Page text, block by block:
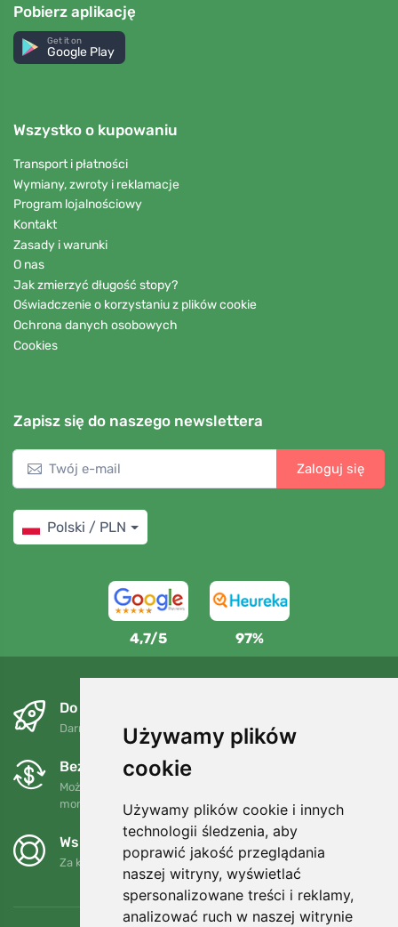
Używamy plików
cookie
Używamy plików cookie i innych
technologii śledzenia, aby
poprawić jakość przeglądania
naszej witryny, wyświetlać
spersonalizowane treści i reklamy,
analizować ruch w naszej witrynie
Pobierz aplikację
Get it on
Google Play
Wszystko o kupowaniu
Transport i płatności
Wymiany, zwroty i reklamacje
Program lojalnościowy
Kontakt
Zasady i warunki
O nas
Jak zmierzyć długość stopy?
Oświadczenie o korzystaniu z plików cookie
Ochrona danych osobowych
Cookies
Zapisz się do naszego newslettera
Zaloguj się
Polski / PLN
4,7/5 97%
Do następnego dnia i bezpłatnie
Darmowa wysyłka dla zamówień powyżej 250 PLN
Bezpłatne wymiany i zwroty
Możesz zwrócić lub wymienić swoje zamówienie w dowolnym
momencie w ciągu 90 dni.
Wspieramy Trees.org
Za każde zamówienie sadzimy drzewo! Czytaj więcej